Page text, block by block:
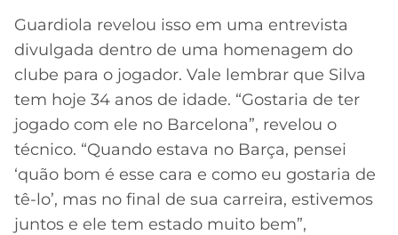
Guardiola revelou isso em uma entrevista
divulgada dentro de uma homenagem do
clube para o jogador. Vale lembrar que Silva
tem hoje 34 anos de idade. “Gostaria de ter
jogado com ele no Barcelona”, revelou o
técnico. “Quando estava no Barça, pensei
‘quão bom é esse cara e como eu gostaria de
tê-lo’, mas no final de sua carreira, estivemos
juntos e ele tem estado muito bem”,